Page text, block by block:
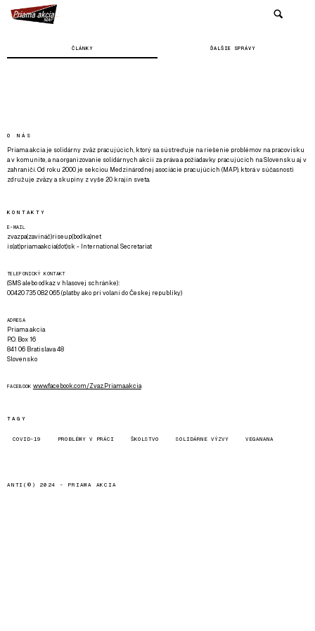
ČLÁNKY ĎALŠIE SPRÁVY
O NÁS
Priama akcia je solidárny zväz pracujúcich, ktorý sa sústreďuje na riešenie problémov na pracovisku
a v komunite, a na organizovanie solidárnych akcií za práva a požiadavky pracujúcich na Slovensku aj v
zahraničí. Od roku 2000 je sekciou Medzinárodnej asociácie pracujúcich (MAP), ktorá v súčasnosti
združuje zväzy a skupiny z vyše 20 krajín sveta.
KONTAKTY
E-MAIL
zvazpa(zavináč)riseup(bodka)net
is(at)priamaakcia(dot)sk - International Secretariat
TELEFONICKÝ KONTAKT
(SMS alebo odkaz v hlasovej schránke):
00420 735 082 065 (platby ako pri volaní do Českej republiky)
ADRESA
Priama akcia
P.O. Box 16
841 06 Bratislava 48
Slovensko
FACEBOOK www.facebook.com/Zvaz.Priama.akcia
TAGY
COVID-19 PROBLÉMY V PRÁCI ŠKOLSTVO SOLIDÁRNE VÝZVY VEGANANA
ANTI(©) 2024 - PRIAMA AKCIA